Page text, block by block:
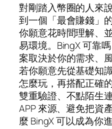
對剛踏入幣圈的人來
到一個「最會賺錢」
你願意花時間理解、
易環境。BingX 可靠
案取決於你的需求、
若你願意先從基礎知
怎麼玩，再搭配正確
雙重驗證、不點陌生
APP 來源、避免把資
麼 BingX 可以成為你